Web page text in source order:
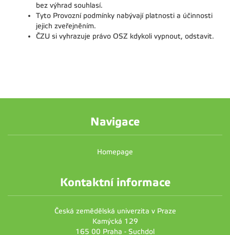
bez výhrad souhlasí.
Tyto Provozní podmínky nabývají platnosti a účinnosti
jejich zveřejněním.
ČZU si vyhrazuje právo OSZ kdykoli vypnout, odstavit.
Navigace
Homepage
Kontaktní informace
Česká zemědělská univerzita v Praze
Kamýcká 129
165 00 Praha - Suchdol